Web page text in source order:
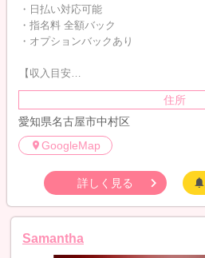
・日払い対応可能
・指名料 全額バック
・オプションバックあり
【収入目安…
住所
愛知県名古屋市中村区
GoogleMap
詳しく見る
Samantha